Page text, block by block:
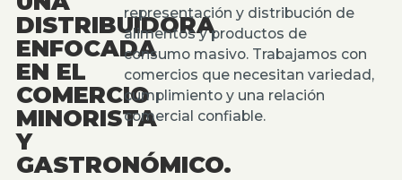
DISTRIBUIDORA
ENFOCADA
EN EL
COMERCIO
MINORISTA
Y
GASTRONÓMICO.
representación y distribución de
alimentos y productos de
consumo masivo. Trabajamos con
comercios que necesitan variedad,
cumplimiento y una relación
comercial confiable.